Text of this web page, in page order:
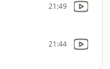
21:49
21:44